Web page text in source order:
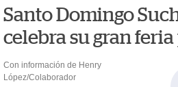
Santo Domingo
celebra su gran
Con información de Henry
López/Colaborador